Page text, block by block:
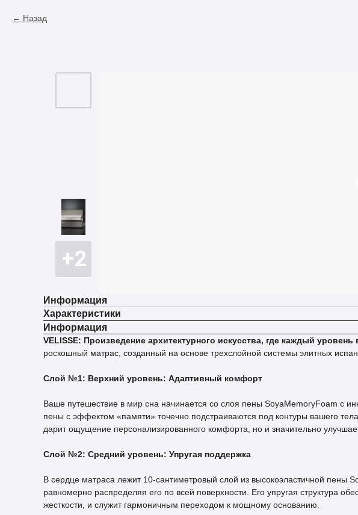
Назад
Информация
Характеристики
Информация
VELISSE: Произведение архитектурного искусства, где каждый
роскошный матрас, созданный на основе трехслойной системы элитных
Слой №1: Верхний уровень: Адаптивный комфорт
Ваше путешествие в мир сна начинается со слоя пены SoyaMemoryFoam с
пены с эффектом «памяти» точечно подстраиваются под контуры вашего
дарит ощущение персонализированного комфорта, но и значительно
Слой №2: Средний уровень: Упругая поддержка
В сердце матраса лежит 10-сантиметровый слой из высокоэластичной
равномерно распределяя его по всей поверхности. Его упругая структура
жесткости, и служит гармоничным переходом к мощному основанию.